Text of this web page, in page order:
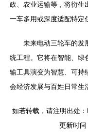
政、农业运输等，将衍生
一车多用或深度适配特定
未来电动三轮车的发
统工程。它将在智能、绿
输工具演变为智慧、可持
会经济发展与百姓日常生
如若转载，请注明出处
更新时